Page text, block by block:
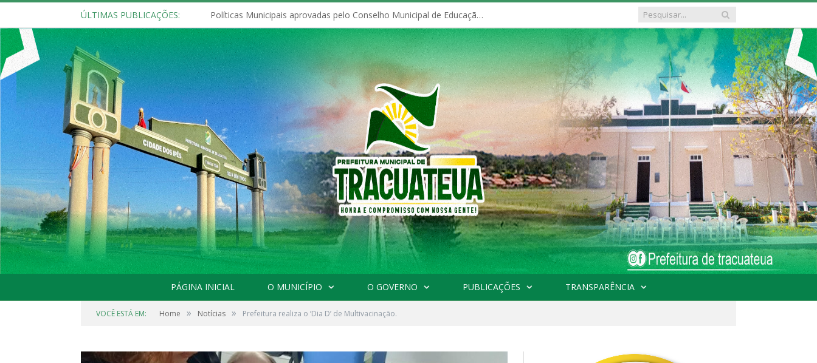
ÚLTIMAS PUBLICAÇÕES: Políticas Municipais aprovadas pelo Conselho Municipal de Educação (CME)
PÁGINA INICIAL O MUNICÍPIO O GOVERNO PUBLICAÇÕES TRANSPARÊNCIA
VOCÊ ESTÁ EM: Home » Notícias » Prefeitura realiza o ‘Dia D’ de Multivacinação.